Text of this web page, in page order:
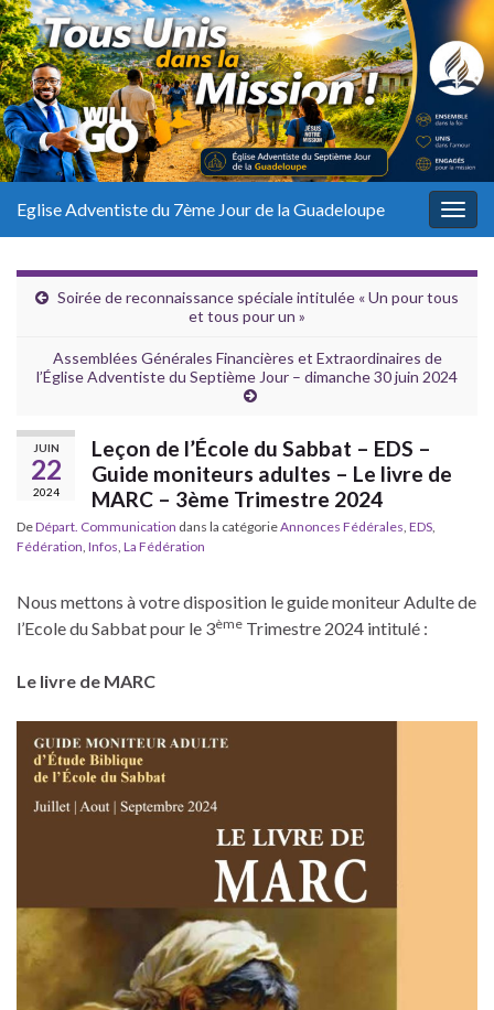
Eglise Adventiste du 7ème Jour de la Guadeloupe
Soirée de reconnaissance spéciale intitulée « Un pour tous
et tous pour un »
Assemblées Générales Financières et Extraordinaires de
l’Église Adventiste du Septième Jour – dimanche 30 juin 2024
JUIN
22
2024
Leçon de l’École du Sabbat – EDS –
Guide moniteurs adultes – Le livre de
MARC – 3ème Trimestre 2024
DeDépart. Communication dans la catégorieAnnonces Fédérales, EDS,
Fédération, Infos, La Fédération
Nous mettons à votre disposition le guide moniteur Adulte de
l’Ecole du Sabbat pour le 3ème Trimestre 2024 intitulé :
Le livre de MARC